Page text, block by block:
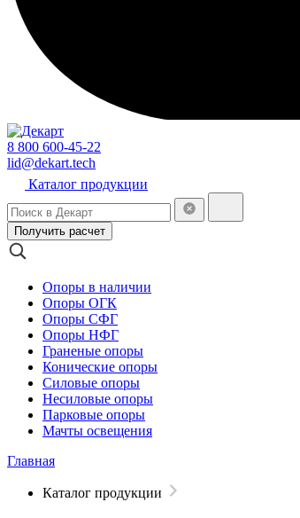
8 800 600-45-22
lid@dekart.tech
Каталог продукции
Получить расчет
Опоры в наличии
Опоры ОГК
Опоры СФГ
Опоры НФГ
Граненые опоры
Конические опоры
Силовые опоры
Несиловые опоры
Парковые опоры
Мачты освещения
Главная
Каталог продукции